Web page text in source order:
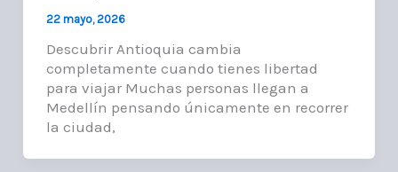
22 mayo, 2026
Descubrir Antioquia cambia
completamente cuando tienes libertad
para viajar Muchas personas llegan a
Medellín pensando únicamente en recorrer
la ciudad,